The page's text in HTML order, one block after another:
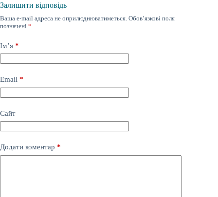
Залишити відповідь
Ваша e-mail адреса не оприлюднюватиметься. Обов’язкові поля
позначені *
Ім’я *
Email *
Сайт
Додати коментар *